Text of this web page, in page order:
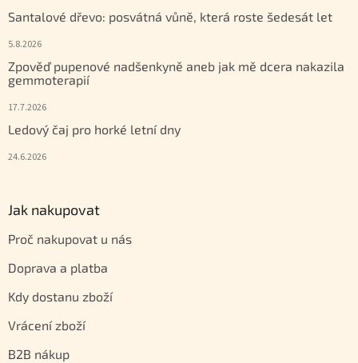
Santalové dřevo: posvátná vůně, která roste šedesát let
5.8.2026
Zpověď pupenové nadšenkyně aneb jak mě dcera nakazila
gemmoterapií
17.7.2026
Ledový čaj pro horké letní dny
24.6.2026
Jak nakupovat
Proč nakupovat u nás
Doprava a platba
Kdy dostanu zboží
Vrácení zboží
B2B nákup